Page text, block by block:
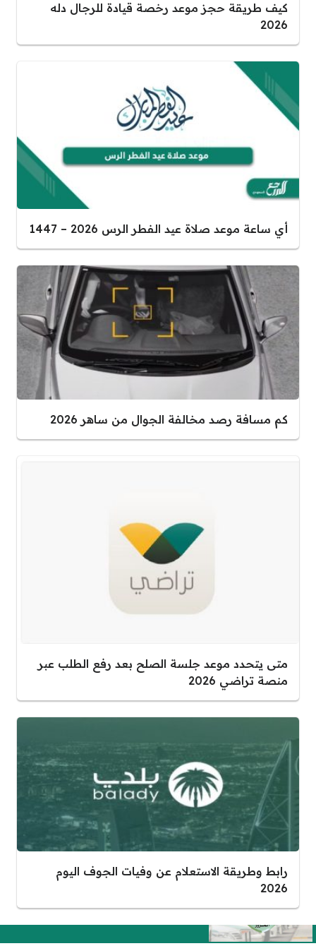
كيف طريقة حجز موعد رخصة قيادة للرجال دله
2026
أي ساعة موعد صلاة عيد الفطر الرس 2026 – 1447
كم مسافة رصد مخالفة الجوال من ساهر 2026
متى يتحدد موعد جلسة الصلح بعد رفع الطلب عبر
منصة تراضي 2026
رابط وطريقة الاستعلام عن وفيات الجوف اليوم
2026
المنتهية 1446